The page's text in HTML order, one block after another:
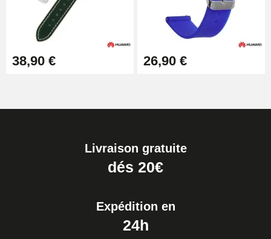
38,90 € 26,90 €
Livraison gratuite
dés 20€
Expédition en
24h